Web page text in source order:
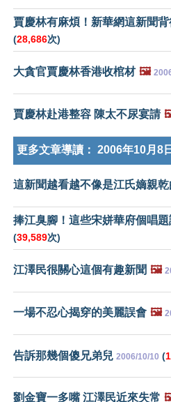
賈慶林有麻煩！新華網這新聞背
(28,686次)
大貪官賈慶林香港收棺材 🖼️
賈慶林赴港整容 陳太不尿宴請
更多文章導讀： 2006年10月8日
這新聞越看越不像是江氏嫡親乾
捧江臭腳！這些宋姘華府個唱
(39,589次)
江澤民很關心這個有趣新聞 🖼️
一場不忍心揭穿的美麗誤會 🖼️
告訴那幾個傻兄弟兒 2006/10/10 (
劉金寶一多嘴 江澤民近來失常